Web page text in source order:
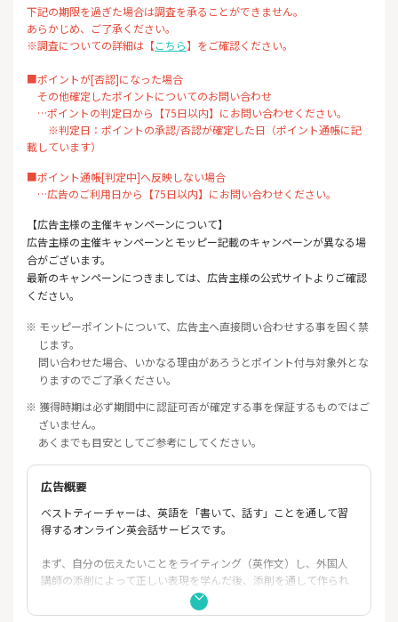
下記の期限を過ぎた場合は調査を承ることができません。
あらかじめ、ご了承ください。
※調査についての詳細は【こちら】をご確認ください。
■ポイントが[否認]になった場合
その他確定したポイントについてのお問い合わせ
…ポイントの判定日から【75日以内】にお問い合わせください。
※判定日：ポイントの承認/否認が確定した日（ポイント通帳に記
載しています）
■ポイント通帳[判定中]へ反映しない場合
…広告のご利用日から【75日以内】にお問い合わせください。
【広告主様の主催キャンペーンについて】
広告主様の主催キャンペーンとモッピー記載のキャンペーンが異なる場
合がございます。
最新のキャンペーンにつきましては、広告主様の公式サイトよりご確認
ください。
※ モッピーポイントについて、広告主へ直接問い合わせする事を固く禁
じます。
問い合わせた場合、いかなる理由があろうとポイント付与対象外とな
りますのでご了承ください。
※ 獲得時期は必ず期間中に認証可否が確定する事を保証するものではご
ざいません。
あくまでも目安としてご参考にしてください。
広告概要
ベストティーチャーは、英語を「書いて、話す」ことを通して習
得するオンライン英会話サービスです。
まず、自分の伝えたいことをライティング（英作文）し、外国人
講師の添削によって正しい表現を学んだ後、添削を通して作られ
た「自分だけのオリジナル教材」を使い、スピーキングレッスン
を行います。